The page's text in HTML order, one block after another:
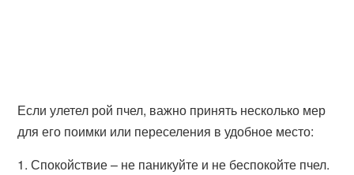
Если улетел рой пчел, важно принять несколько мер
для его поимки или переселения в удобное место:
1. Спокойствие – не паникуйте и не беспокойте пчел.